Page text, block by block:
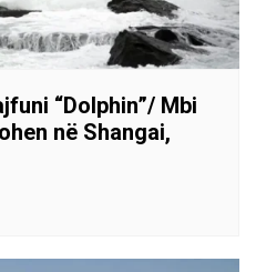
“Dolphin”/ Mbi
në Shangai,